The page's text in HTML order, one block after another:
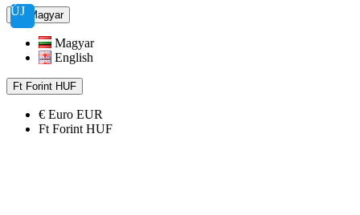
Magyar
Magyar
English
Ft Forint HUF
€ Euro EUR
Ft Forint HUF
ÚJ